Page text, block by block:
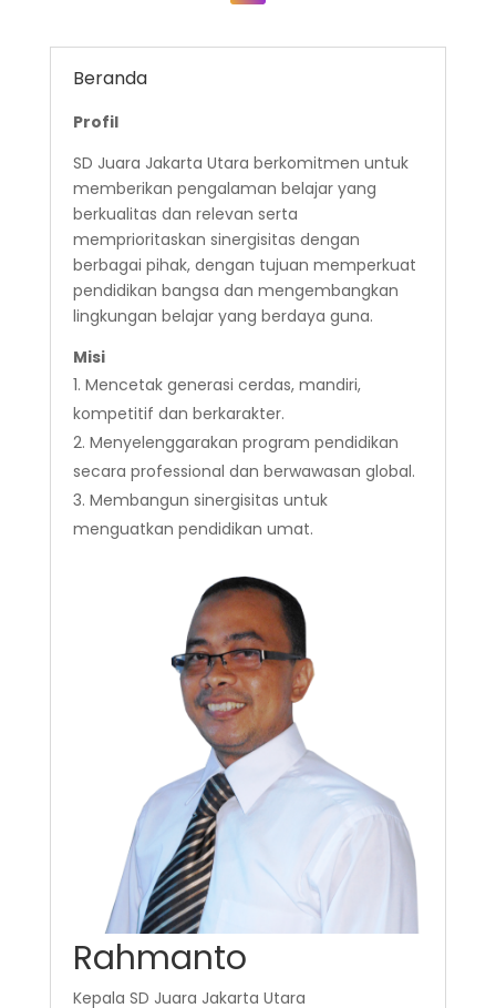
Beranda
Profil
SD Juara Jakarta Utara berkomitmen untuk
memberikan pengalaman belajar yang
berkualitas dan relevan serta
memprioritaskan sinergisitas dengan
berbagai pihak, dengan tujuan memperkuat
pendidikan bangsa dan mengembangkan
lingkungan belajar yang berdaya guna.
Misi
Mencetak generasi cerdas, mandiri,
kompetitif dan berkarakter.
Menyelenggarakan program pendidikan
secara professional dan berwawasan global.
Membangun sinergisitas untuk
menguatkan pendidikan umat.
Rahmanto
Kepala SD Juara Jakarta Utara